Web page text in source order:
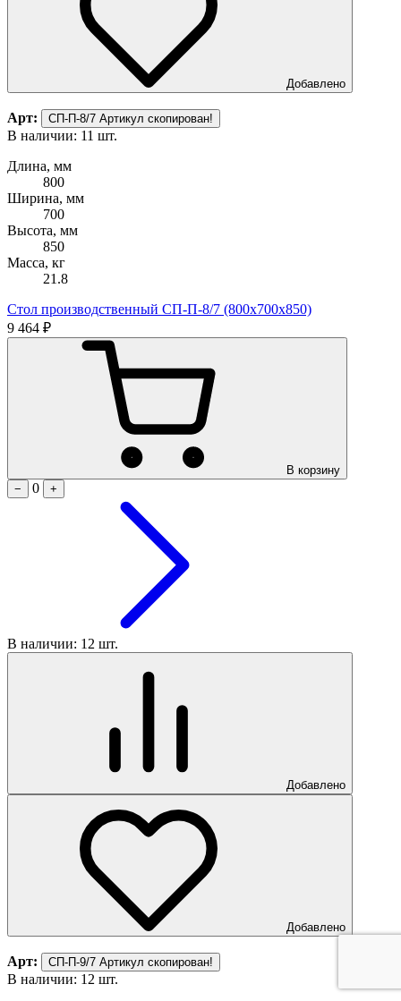
Добавлено
Арт: СП-П-8/7 Артикул скопирован!
В наличии: 11 шт.
Длина, мм
800
Ширина, мм
700
Высота, мм
850
Масса, кг
21.8
Стол производственный СП-П-8/7 (800х700х850)
9 464 ₽
В корзину
−
0 +
В наличии: 12 шт.
Добавлено
Добавлено
Арт: СП-П-9/7 Артикул скопирован!
В наличии: 12 шт.